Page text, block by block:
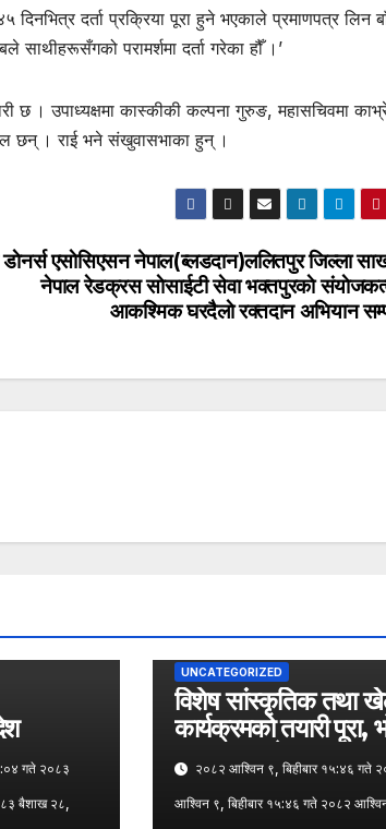
दिनभित्र दर्ता प्रक्रिया पूरा हुने भएकाले प्रमाणपत्र लिन
साथीहरूसँगको परामर्शमा दर्ता गरेका हौँ ।’
छ । उपाध्यक्षमा कास्कीकी कल्पना गुरुङ, महासचिवमा
छन् । राई भने संखुवासभाका हुन् ।
एसाेसिएसन नेपाल(ब्लडदान)ललितपुर जिल्ला
नेपाल रेडक्रस साेसाईटी सेवा भक्तपुरकाे
आकश्मिक घरदैलाे रक्तदान अभियान
गते २०८३
बैशाख २८,
UNCATEGORIZED
विशेष सांस्कृतिक तथा
कार्यक्रमको तयारी पूरा,
पत्रकार सम्मेलन
२०८२ आश्विन ९, बिहीबार १५:४६ गते
आश्विन ९, बिहीबार १५:४६ गते २०८२